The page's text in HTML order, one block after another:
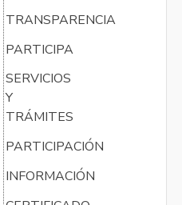
TRANSPARENCIA
PARTICIPA
SERVICIOS
Y
TRÁMITES
PARTICIPACIÓN
INFORMACIÓN